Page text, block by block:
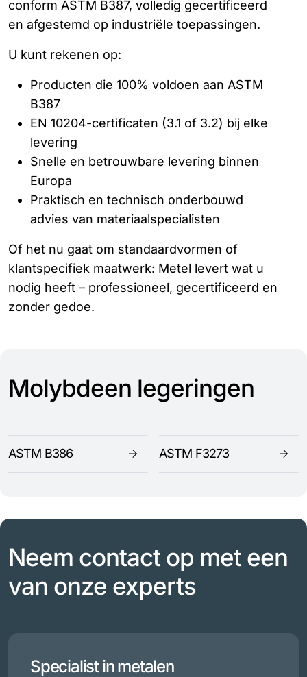
conform ASTM B387, volledig gecertificeerd
en afgestemd op industriële toepassingen.
U kunt rekenen op:
Producten die 100% voldoen aan ASTM
B387
EN 10204-certificaten (3.1 of 3.2) bij elke
levering
Snelle en betrouwbare levering binnen
Europa
Praktisch en technisch onderbouwd
advies van materiaalspecialisten
Of het nu gaat om standaardvormen of
klantspecifiek maatwerk: Metel levert wat u
nodig heeft – professioneel, gecertificeerd en
zonder gedoe.
Molybdeen legeringen
ASTM B386 ASTM F3273
Neem contact op met een
van onze experts
Specialist in metalen